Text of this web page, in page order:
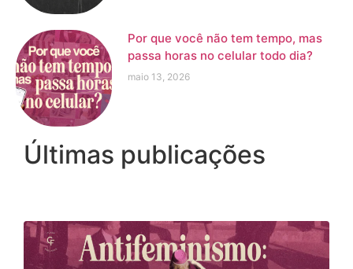
Por que você não tem tempo, mas
passa horas no celular todo dia?
maio 13, 2026
Últimas publicações